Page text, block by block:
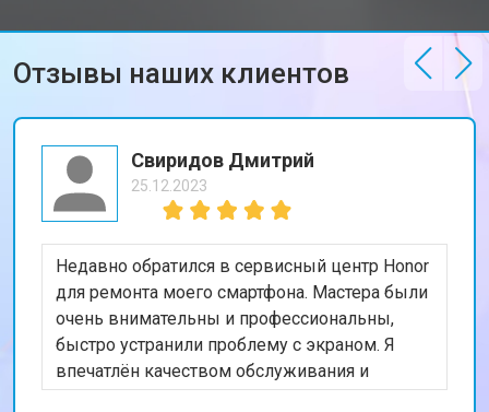
Отзывы наших клиентов
Свиридов Дмитрий
25.12.2023
Недавно обратился в сервисный центр Honor
для ремонта моего смартфона. Мастера были
очень внимательны и профессиональны,
быстро устранили проблему с экраном. Я
впечатлён качеством обслуживания и
скоростью выполнения работы. Мой телефон